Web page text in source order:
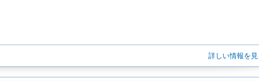
詳しい情報を